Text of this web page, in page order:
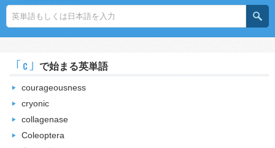
｢c｣ で始まる英単語
courageousness
cryonic
collagenase
Coleoptera